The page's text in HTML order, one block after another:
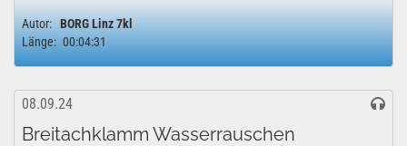
haben selbständig kreative Lösungen zu erarbeiten. Mehr
dazu hier: ...
Autor: BORG Linz 7kl
Länge: 00:04:31
08.09.24
Breitachklamm Wasserrauschen